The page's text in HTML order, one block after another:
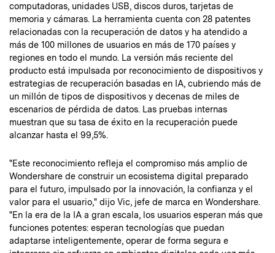
computadoras, unidades USB, discos duros, tarjetas de
memoria y cámaras. La herramienta cuenta con 28 patentes
relacionadas con la recuperación de datos y ha atendido a
más de 100 millones de usuarios en más de 170 países y
regiones en todo el mundo. La versión más reciente del
producto está impulsada por reconocimiento de dispositivos y
estrategias de recuperación basadas en IA, cubriendo más de
un millón de tipos de dispositivos y decenas de miles de
escenarios de pérdida de datos. Las pruebas internas
muestran que su tasa de éxito en la recuperación puede
alcanzar hasta el 99,5%.
"Este reconocimiento refleja el compromiso más amplio de
Wondershare de construir un ecosistema digital preparado
para el futuro, impulsado por la innovación, la confianza y el
valor para el usuario," dijo Vic, jefe de marca en Wondershare.
"En la era de la IA a gran escala, los usuarios esperan más que
funciones potentes: esperan tecnologías que puedan
adaptarse inteligentemente, operar de forma segura e